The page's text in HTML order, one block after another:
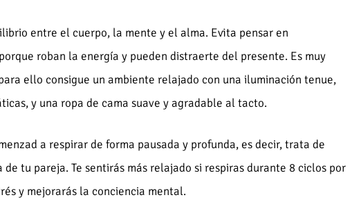
entre el cuerpo, la mente y el alma. Evita pensar en
roban la energía y pueden distraerte del presente. Es muy
ello consigue un ambiente relajado con una iluminación tenue,
y una ropa de cama suave y agradable al tacto.
a respirar de forma pausada y profunda, es decir, trata de
tu pareja. Te sentirás más relajado si respiras durante 8 ciclos por
y mejorarás la conciencia mental.